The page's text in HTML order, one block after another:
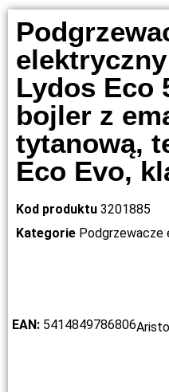
Lydos Eco
bojler z
tytanową,
Eco Evo,
Kod produktu 3201885
Kategorie Podgrzewacze
EAN: 5414849786806